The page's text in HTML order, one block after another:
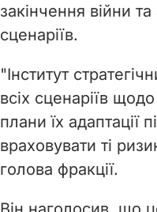
закінчення війни
сценаріїв.
"Інститут
всіх сценаріїв щодо
плани їх адаптації
враховувати ті
голова фракції.